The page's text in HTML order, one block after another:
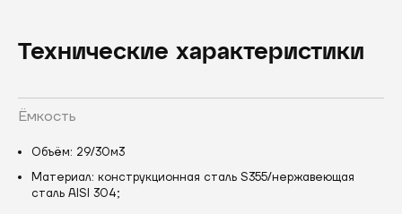
Технические характеристики
Ёмкость
Объём: 29/30м3
Материал: конструкционная сталь S355/нержавеющая
сталь AISI 304;